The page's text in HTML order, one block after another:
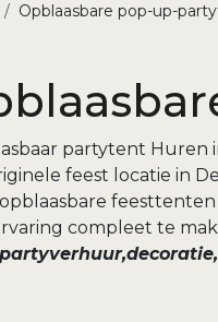
Opblaasbare pop-up-
partytent Huren
feest locatie in
compleet te